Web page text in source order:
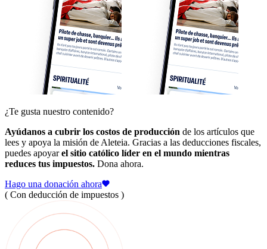
¿Te gusta nuestro contenido?
Ayúdanos a cubrir los costos de producción de los artículos que
lees y apoya la misión de Aleteia. Gracias a las deducciones fiscales,
puedes apoyarel sitio católico líder en el mundo mientras
reduces tus impuestos. Dona ahora.
Hago una donación ahora
( Con deducción de impuestos )